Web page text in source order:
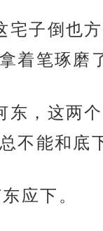
宅子倒也
着笔琢磨
东，这两
不能和底
应下。